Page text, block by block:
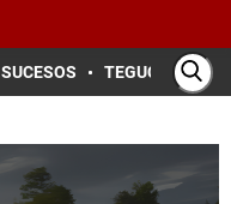
SUCESOS TEGUCIGALPA